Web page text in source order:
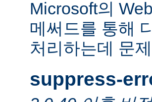
Microsoft의
메써드를 통해
처리하는데 문
suppress-